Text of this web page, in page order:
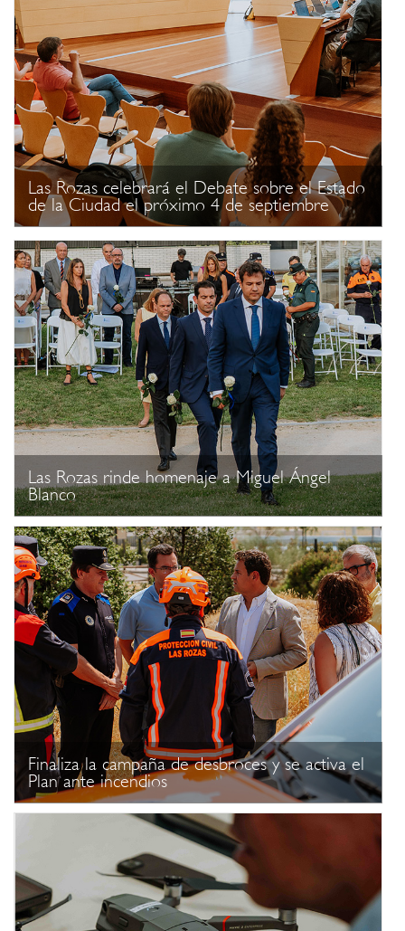
Las Rozas celebrará el Debate sobre el Estado
de la Ciudad el próximo 4 de septiembre
Las Rozas rinde homenaje a Miguel Ángel
Blanco
Finaliza la campaña de desbroces y se activa el
Plan ante incendios